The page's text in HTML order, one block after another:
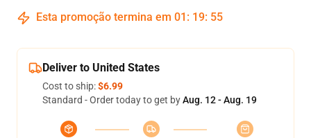
Esta promoção termina em 01 : 19: 54
Deliver to United States
Cost to ship:$6.99
Standard - Order today to get byAug. 12 - Aug. 19